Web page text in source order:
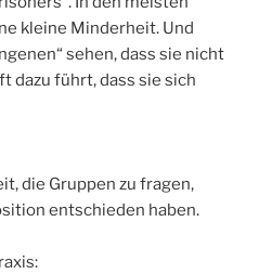
kleine Minderheit. Und
sehen, dass sie nicht
dazu führt, dass sie sich
die Gruppen zu fragen,
entschieden haben.